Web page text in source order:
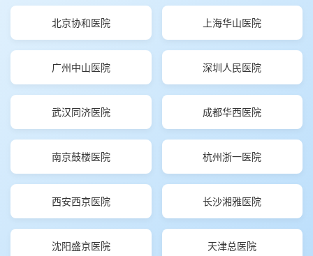
北京协和医院 上海华山医院
广州中山医院 深圳人民医院
武汉同济医院 成都华西医院
南京鼓楼医院 杭州浙一医院
西安西京医院 长沙湘雅医院
沈阳盛京医院 天津总医院